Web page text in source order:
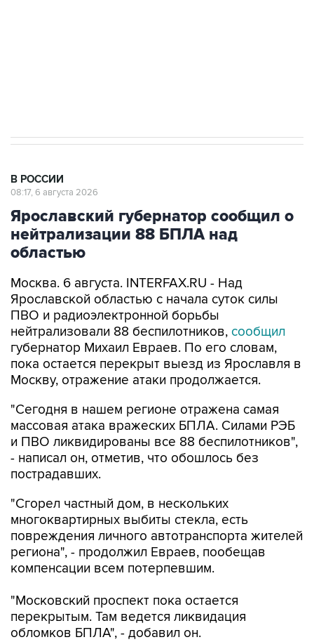
В РОССИИ
08:17, 6 августа 2026
Ярославский губернатор сообщил о
нейтрализации 88 БПЛА над
областью
Москва. 6 августа. INTERFAX.RU - Над
Ярославской областью с начала суток силы
ПВО и радиоэлектронной борьбы
нейтрализовали 88 беспилотников, сообщил
губернатор Михаил Евраев. По его словам,
пока остается перекрыт выезд из Ярославля в
Москву, отражение атаки продолжается.
"Сегодня в нашем регионе отражена самая
массовая атака вражеских БПЛА. Силами РЭБ
и ПВО ликвидированы все 88 беспилотников",
- написал он, отметив, что обошлось без
пострадавших.
"Сгорел частный дом, в нескольких
многоквартирных выбиты стекла, есть
повреждения личного автотранспорта жителей
региона", - продолжил Евраев, пообещав
компенсации всем потерпевшим.
"Московский проспект пока остается
перекрытым. Там ведется ликвидация
обломков БПЛА", - добавил он.